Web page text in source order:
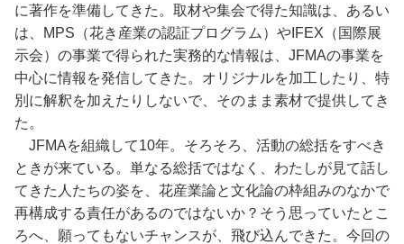
に著作を準備してきた。取材や集会で得た知識は、あるい
は、MPS（花き産業の認証プログラム）やIFEX（国際展
示会）の事業で得られた実務的な情報は、JFMAの事業を
中心に情報を発信してきた。オリジナルを加工したり、特
別に解釈を加えたりしないで、そのまま素材で提供してき
た。
JFMAを組織して10年。そろそろ、活動の総括をすべき
ときが来ている。単なる総括ではなく、わたしが見て話し
てきた人たちの姿を、花産業論と文化論の枠組みのなかで
再構成する責任があるのではないか？そう思っていたとこ
ろへ、願ってもないチャンスが、飛び込んできた。今回の